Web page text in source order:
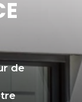
de